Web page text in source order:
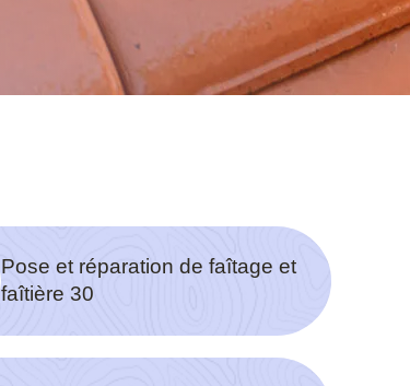
Pose et réparation de faîtage et
faîtière 30